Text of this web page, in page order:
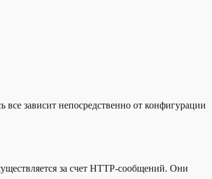
зависит непосредственно от конфигурации
за счет HTTP-сообщений. Они